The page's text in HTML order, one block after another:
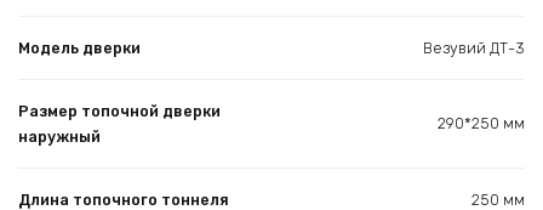
Модель дверки Везувий ДТ-3
Размер топочной дверки
наружный
290*250 мм
Длина топочного тоннеля 250 мм